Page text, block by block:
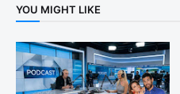
YOU MIGHT LIKE